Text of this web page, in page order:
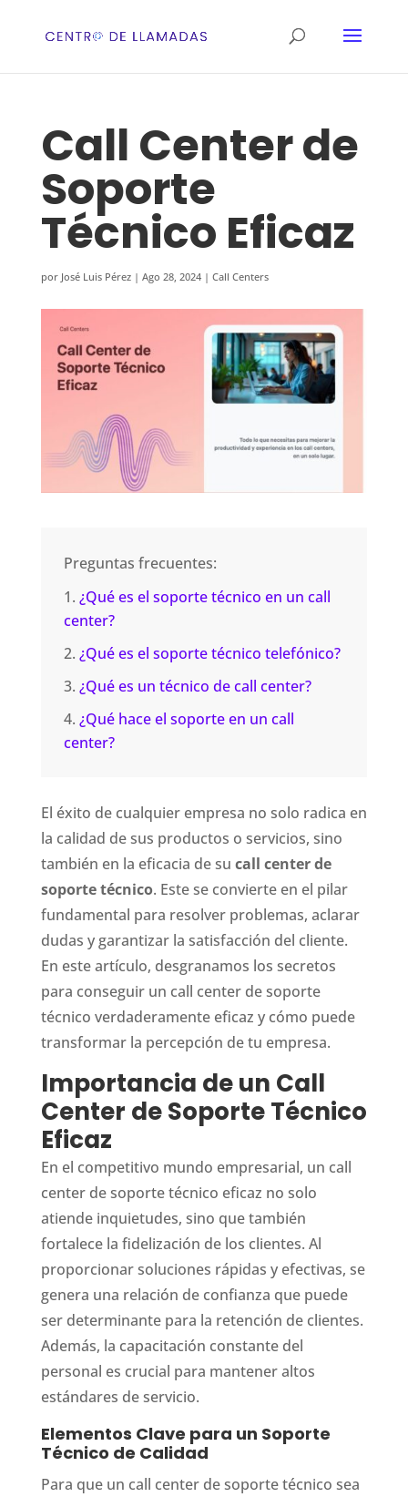
Call Center de
Soporte
Técnico Eficaz
por José Luis Pérez| Ago 28, 2024| Call Centers
Preguntas frecuentes:
¿Qué es el soporte técnico en un call
center?
¿Qué es el soporte técnico telefónico?
¿Qué es un técnico de call center?
¿Qué hace el soporte en un call
center?
El éxito de cualquier empresa no solo radica en
la calidad de sus productos o servicios, sino
también en la eficacia de su call center de
soporte técnico. Este se convierte en el pilar
fundamental para resolver problemas, aclarar
dudas y garantizar la satisfacción del cliente.
En este artículo, desgranamos los secretos
para conseguir un call center de soporte
técnico verdaderamente eficaz y cómo puede
transformar la percepción de tu empresa.
Importancia de un Call
Center de Soporte Técnico
Eficaz
En el competitivo mundo empresarial, un call
center de soporte técnico eficaz no solo
atiende inquietudes, sino que también
fortalece la fidelización de los clientes. Al
proporcionar soluciones rápidas y efectivas, se
genera una relación de confianza que puede
ser determinante para la retención de clientes.
Además, la capacitación constante del
personal es crucial para mantener altos
estándares de servicio.
Elementos Clave para un Soporte
Técnico de Calidad
Para que un call center de soporte técnico sea